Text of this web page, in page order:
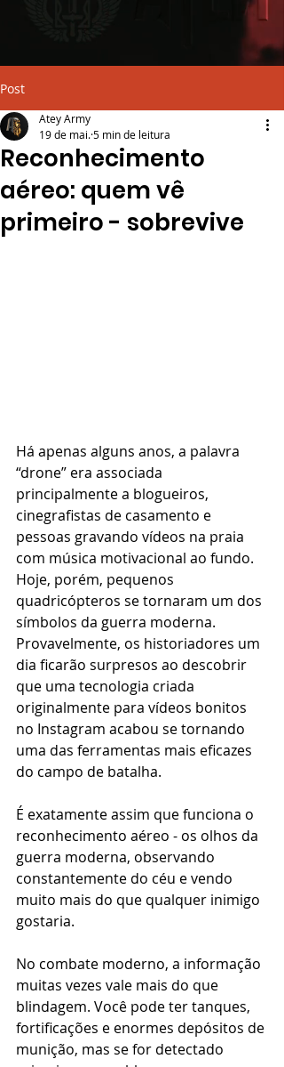
Post
Reconhecimento
aéreo: quem vê
primeiro - sobrevive
Atey Army
19 de mai.5 min de leitura
Há apenas alguns anos, a palavra
“drone” era associada
principalmente a blogueiros,
cinegrafistas de casamento e
pessoas gravando vídeos na praia
com música motivacional ao fundo.
Hoje, porém, pequenos
quadricópteros se tornaram um dos
símbolos da guerra moderna.
Provavelmente, os historiadores um
dia ficarão surpresos ao descobrir
que uma tecnologia criada
originalmente para vídeos bonitos
no Instagram acabou se tornando
uma das ferramentas mais eficazes
do campo de batalha.
É exatamente assim que funciona o
reconhecimento aéreo - os olhos da
guerra moderna, observando
constantemente do céu e vendo
muito mais do que qualquer inimigo
gostaria.
No combate moderno, a informação
muitas vezes vale mais do que
blindagem. Você pode ter tanques,
fortificações e enormes depósitos de
munição, mas se for detectado